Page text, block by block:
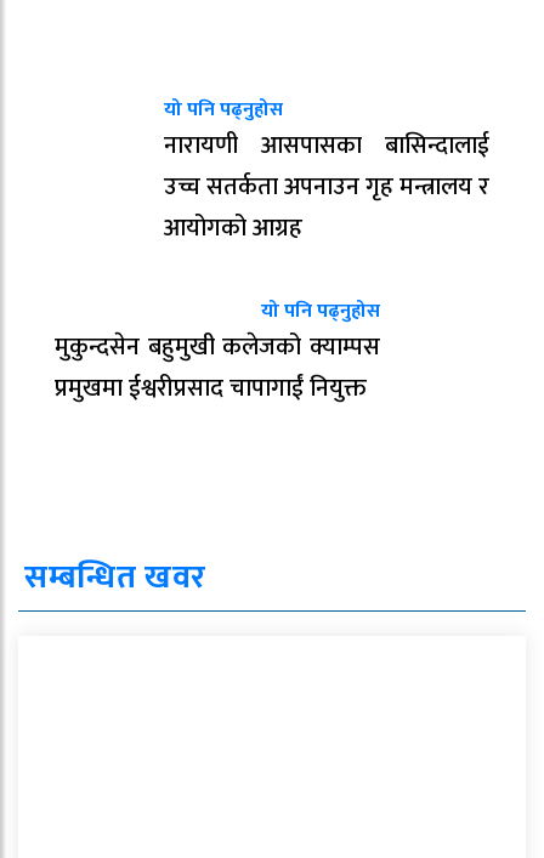
यो पनि पढ्नुहोस
नारायणी आसपासका बासिन्दालाई
उच्च सतर्कता अपनाउन गृह मन्त्रालय र
आयोगको आग्रह
यो पनि पढ्नुहोस
मुकुन्दसेन बहुमुखी कलेजको क्याम्पस
प्रमुखमा ईश्वरीप्रसाद चापागाईं नियुक्त
सम्बन्धित खवर